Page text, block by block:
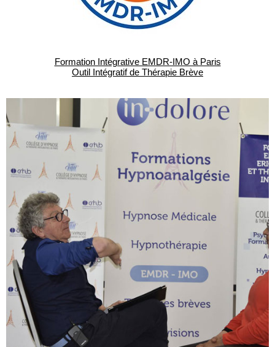
Formation Intégrative EMDR-IMO à Paris
Outil Intégratif de Thérapie Brève